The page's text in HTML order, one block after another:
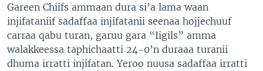
Gareen Chiifs ammaan dura si’a lama waan
injifataniif sadaffaa injifatanii seenaa hojjechuuf
carraa qabu turan, garuu gara “Iigils” amma
walakkeessa taphichaatti 24-0’n duraaa turanii
dhuma irratti injifatan. Yeroo nuusa sadaffaa irratti